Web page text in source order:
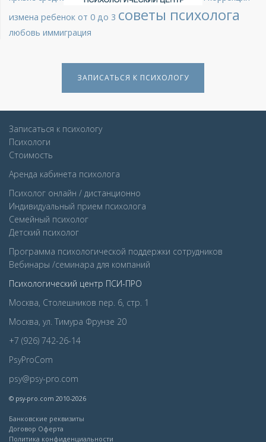
измена ребенок от 0 до 3 советы психолога
любовь иммиграция
ЗАПИСАТЬСЯ К ПСИХОЛОГУ
Записаться к психологу
Психологи
Стоимость
Аренда кабинета психолога
Психолог онлайн / дистанционно
Индивидуальный прием психолога
Семейный психолог
Детcкий психолог
Программа психологической поддержки сотрудников
Вебинары /семинара для компаний
Психологический центр ПСИ-ПРО
Москва, Столешников пер. 6, стр. 1
Москва, ул. Тимура Фрунзе 20
+7 (926) 742-26-14
PsyProCom
psy@psy-pro.com
© psy-pro.com 2010-2026
Банковские реквизиты
Договор Оферта
Политика конфиденциальности